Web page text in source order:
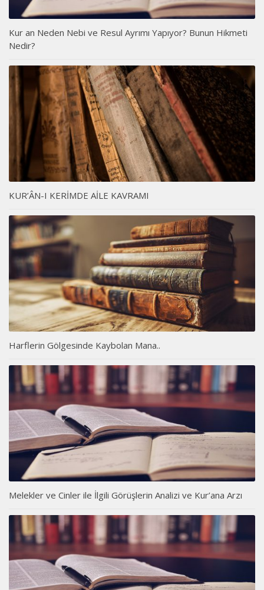
Kur an Neden Nebi ve Resul Ayrımı Yapıyor? Bunun Hikmeti
Nedir?
KUR’ÂN-I KERİMDE AİLE KAVRAMI
Harflerin Gölgesinde Kaybolan Mana..
Melekler ve Cinler ile İlgili Görüşlerin Analizi ve Kur’ana Arzı